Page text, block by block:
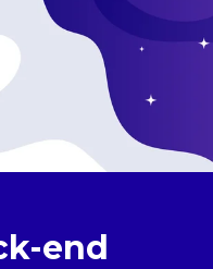
end